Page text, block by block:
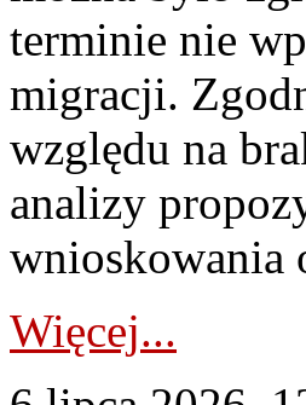
terminie nie
migracji.
względu na
analizy
wnioskowania
Więcej...